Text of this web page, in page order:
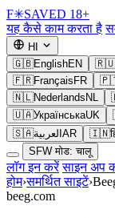
F✳SAVED 18+
यह कैसे काम करता है
HI
🇬🇧EnglishEN 🇷🇺
🇫🇷Français FR
🇳🇱Nederlands NL
🇺🇦УкраїнськаUK
🇸🇦العربية AR 🇮🇳
SFW मोड: चालू
लॉग इन करें साइन अप
होम›समर्थित साइटें›
beeg.com